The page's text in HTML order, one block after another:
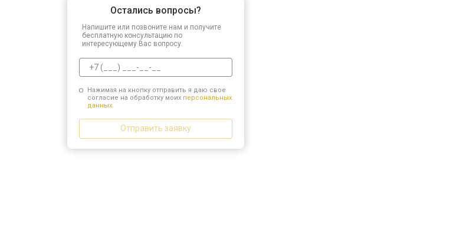
Остались вопросы?
Напишите или позвоните нам и получите
бесплатную консультацию по
интересующему Вас вопросу.
Нажимая на кнопку отправить я даю свое
согласие на обработку моих персональных
данных.
Отправить заявку